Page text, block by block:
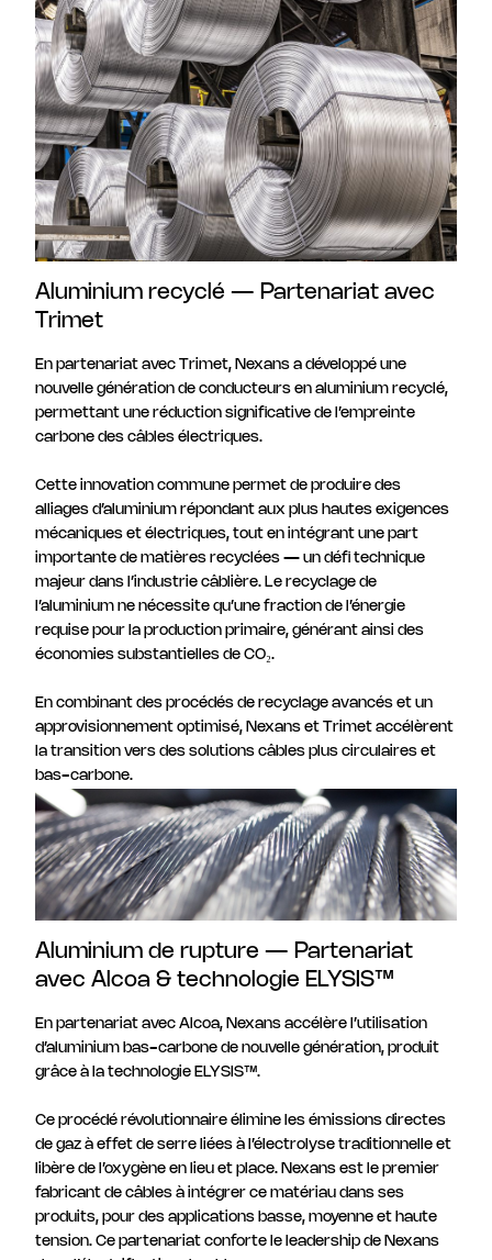
Aluminium recyclé — Partenariat avec
Trimet
En partenariat avec Trimet, Nexans a développé une
nouvelle génération de conducteurs en aluminium recyclé,
permettant une réduction significative de l’empreinte
carbone des câbles électriques.
Cette innovation commune permet de produire des
alliages d’aluminium répondant aux plus hautes exigences
mécaniques et électriques, tout en intégrant une part
importante de matières recyclées — un défi technique
majeur dans l’industrie câblière. Le recyclage de
l’aluminium ne nécessite qu’une fraction de l’énergie
requise pour la production primaire, générant ainsi des
économies substantielles de CO₂.
En combinant des procédés de recyclage avancés et un
approvisionnement optimisé, Nexans et Trimet accélèrent
la transition vers des solutions câbles plus circulaires et
bas-carbone.
Aluminium de rupture — Partenariat
avec Alcoa & technologie ELYSIS™
En partenariat avec Alcoa, Nexans accélère l’utilisation
d’aluminium bas-carbone de nouvelle génération, produit
grâce à la technologie ELYSIS™.
Ce procédé révolutionnaire élimine les émissions directes
de gaz à effet de serre liées à l’électrolyse traditionnelle et
libère de l’oxygène en lieu et place. Nexans est le premier
fabricant de câbles à intégrer ce matériau dans ses
produits, pour des applications basse, moyenne et haute
tension. Ce partenariat conforte le leadership de Nexans